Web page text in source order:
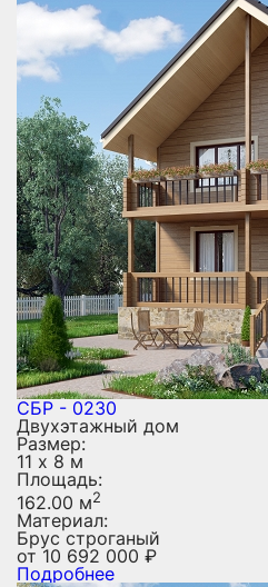
СБР - 0230
Двухэтажный дом
Размер:
11 х 8 м
Площадь:
162.00 м2
Материал:
Брус строганый
от10 692 000 ₽
Подробнее